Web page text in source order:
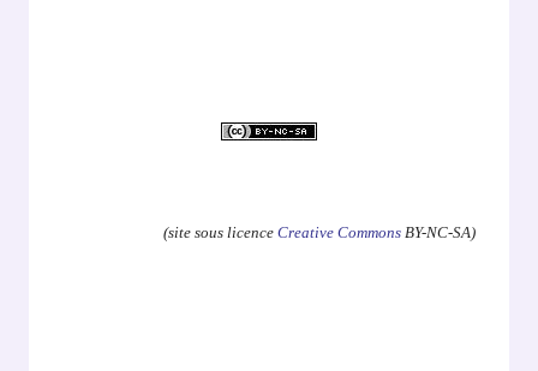
(site sous licence Creative CommonsBY-NC-SA)